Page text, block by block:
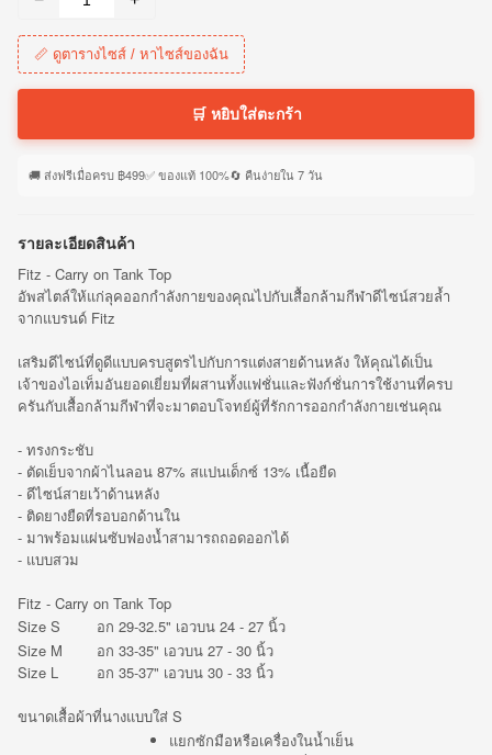
📏 ดูตารางไซส์ / หาไซส์ของฉัน
🛒 หยิบใส่ตะกร้า
🚚 ส่งฟรีเมื่อครบ ฿499✅ ของแท้ 100%🔄 คืนง่ายใน 7 วัน
รายละเอียดสินค้า
Fitz - Carry on Tank Top
อัพสไตล์ให้แก่ลุคออกกำลังกายของคุณไปกับเสื้อกล้ามกีฬาดีไซน์สวยล้ำ
จากแบรนด์ Fitz
เสริมดีไซน์ที่ดูดีแบบครบสูตรไปกับการแต่งสายด้านหลัง ให้คุณได้เป็น
เจ้าของไอเท็มอันยอดเยี่ยมที่ผสานทั้งแฟชั่นและฟังก์ชั่นการใช้งานที่ครบ
ครันกับเสื้อกล้ามกีฬาที่จะมาตอบโจทย์ผู้ที่รักการออกกำลังกายเช่นคุณ
- ทรงกระชับ
- ตัดเย็บจากผ้าไนลอน 87% สแปนเด็กซ์ 13% เนื้อยืด
- ดีไซน์สายเว้าด้านหลัง
- ติดยางยืดที่รอบอกด้านใน
- มาพร้อมแผ่นซับฟองน้ำสามารถถอดออกได้
- แบบสวม
Fitz - Carry on Tank Top
Size S
อก 29-32.5" เอวบน 24 - 27 นิ้ว
Size M
อก 33-35" เอวบน 27 - 30 นิ้ว
Size L
อก 35-37" เอวบน 30 - 33 นิ้ว
ขนาดเสื้อผ้าที่นางแบบใส่ S
แยกซักมือหรือเครื่องในน้ำเย็น